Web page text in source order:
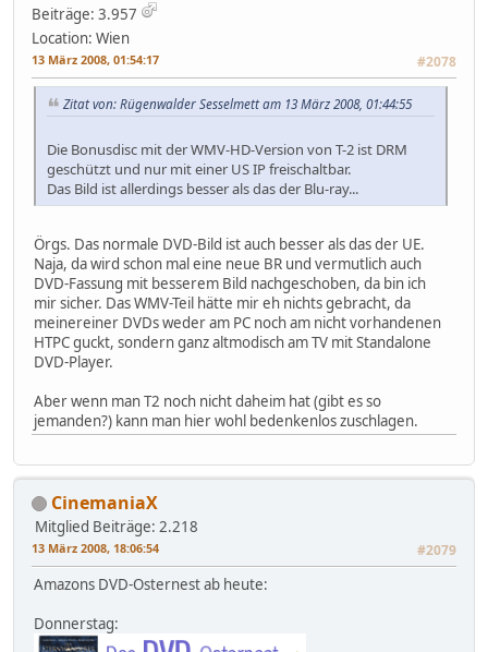
Beiträge: 3.957
Location: Wien
13 März 2008, 01:54:17 #2078
Zitat von: Rügenwalder Sesselmett am 13 März 2008, 01:44:55
Die Bonusdisc mit der WMV-HD-Version von T-2 ist DRM
geschützt und nur mit einer US IP freischaltbar.
Das Bild ist allerdings besser als das der Blu-ray...
Örgs. Das normale DVD-Bild ist auch besser als das der UE.
Naja, da wird schon mal eine neue BR und vermutlich auch
DVD-Fassung mit besserem Bild nachgeschoben, da bin ich
mir sicher. Das WMV-Teil hätte mir eh nichts gebracht, da
meinereiner DVDs weder am PC noch am nicht vorhandenen
HTPC guckt, sondern ganz altmodisch am TV mit Standalone
DVD-Player.
Aber wenn man T2 noch nicht daheim hat (gibt es so
jemanden?) kann man hier wohl bedenkenlos zuschlagen.
CinemaniaX
Mitglied Beiträge: 2.218
13 März 2008, 18:06:54 #2079
Amazons DVD-Osternest ab heute:
Donnerstag: